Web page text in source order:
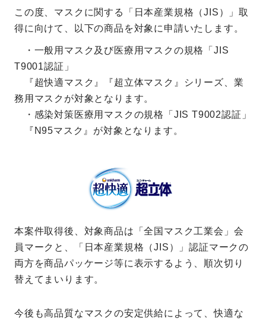
この度、マスクに関する「日本産業規格（JIS）」取
得に向けて、以下の商品を対象に申請いたします。
・一般用マスク及び医療用マスクの規格「JIS
T9001認証」
『超快適マスク』『超立体マスク』シリーズ、業
務用マスクが対象となります。
・感染対策医療用マスクの規格「JIS T9002認証」
『N95マスク』が対象となります。
本案件取得後、対象商品は「全国マスク工業会」会
員マークと、「日本産業規格（JIS）」認証マークの
両方を商品パッケージ等に表示するよう、順次切り
替えてまいります。
今後も高品質なマスクの安定供給によって、快適な